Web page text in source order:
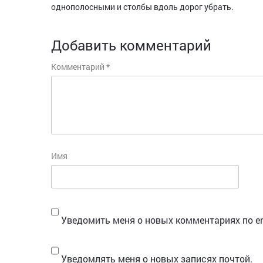
однополосными и столбы вдоль дорог убрать.
Добавить комментарий
Комментарий *
Имя
Уведомить меня о новых комментариях по
Уведомлять меня о новых записях почтой.